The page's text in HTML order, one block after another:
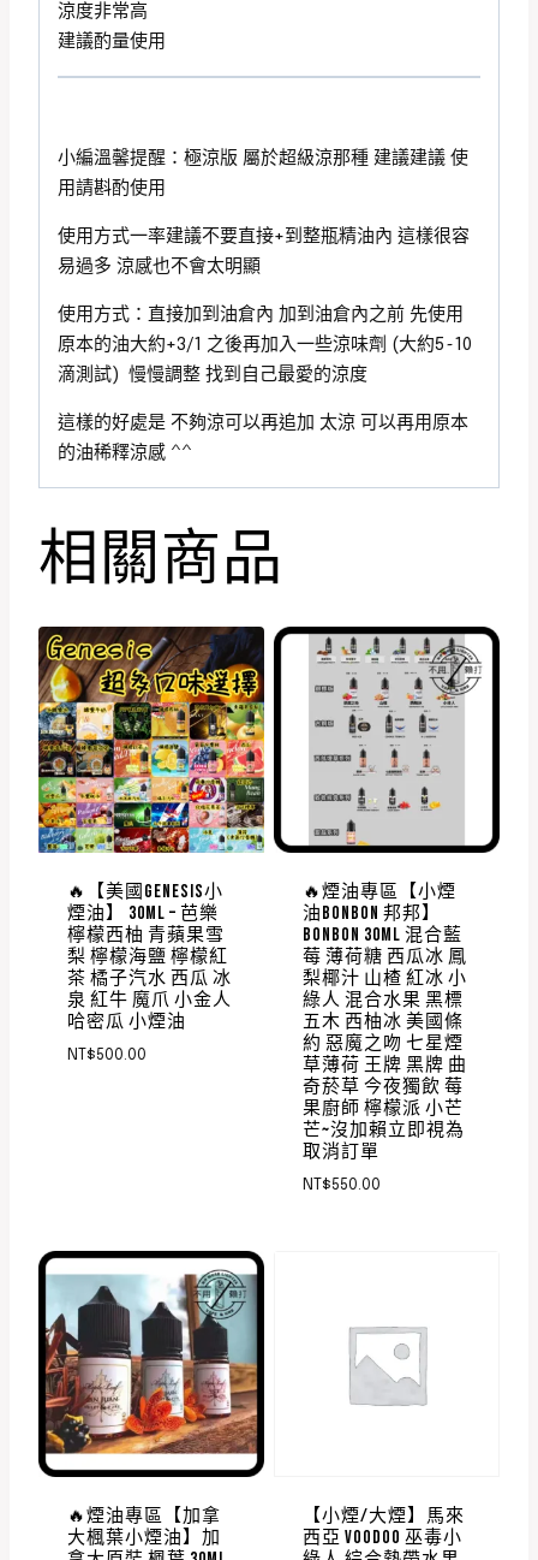
涼度非常高
建議酌量使用
小編溫馨提醒：極涼版 屬於超級涼那種 建議建議 使
用請斟酌使用
使用方式一率建議不要直接+到整瓶精油內 這樣很容
易過多 涼感也不會太明顯
使用方式：直接加到油倉內 加到油倉內之前 先使用
原本的油大約+3/1 之後再加入一些涼味劑 (大約5~10
滴測試) 慢慢調整 找到自己最愛的涼度
這樣的好處是 不夠涼可以再追加 太涼 可以再用原本
的油稀釋涼感 ^^
相關商品
🔥【美國GENESIS小
煙油】 30ML – 芭樂
檸檬西柚 青蘋果雪
梨 檸檬海鹽 檸檬紅
茶 橘子汽水 西瓜 冰
泉 紅牛 魔爪 小金人
哈密瓜 小煙油
NT$500.00
🔥煙油專區【小煙
油BONBON 邦邦】
BONBON 30ML 混合藍
莓 薄荷糖 西瓜冰 鳳
梨椰汁 山楂 紅冰 小
綠人 混合水果 黑標
五木 西柚冰 美國條
約 惡魔之吻 七星煙
草薄荷 王牌 黑牌 曲
奇菸草 今夜獨飲 莓
果廚師 檸檬派 小芒
芒~沒加賴立即視為
取消訂單
NT$550.00
🔥煙油專區【加拿
大楓葉小煙油】加
【小煙/大煙】馬來
西亞 VOODOO 巫毒小